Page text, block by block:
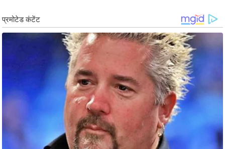
सा
म
तृ
स्तं